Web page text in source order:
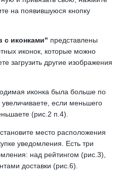
на появившуюся кнопку
с иконками" представлены
иконок, которые можно
загрузить другие изображения
иконка была больше по
если меньшего
(рис.2 п.4).
место расположения
уведомления. Есть три
над рейтингом (рис.3),
доставки (рис.6).